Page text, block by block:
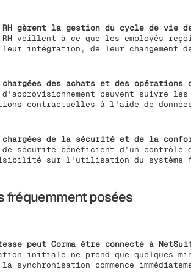
RH gèrent la gestion du cycle de vie
RH veillent à ce que les employés
intégration, de leur changement
chargées des achats et des
d'approvisionnement peuvent
contractuelles à l'aide de
chargées de la sécurité et de la
de sécurité bénéficient d'un
sur l'utilisation du système
fréquemment posées
peut Corma être connecté à
initiale ne prend que quelques
synchronisation commence